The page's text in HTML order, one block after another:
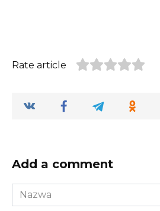
Rate article
Add a comment
Nazwa
*